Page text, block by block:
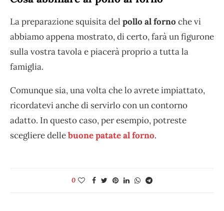
La preparazione squisita del pollo al forno che vi
abbiamo appena mostrato, di certo, farà un figurone
sulla vostra tavola e piacerà proprio a tutta la
famiglia.
Comunque sia, una volta che lo avrete impiattato,
ricordatevi anche di servirlo con un contorno
adatto. In questo caso, per esempio, potreste
scegliere dellebuone patate al forno.
0